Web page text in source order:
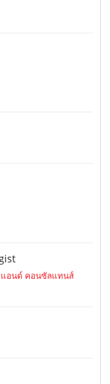
อนด์ คอนซัลแทนส์